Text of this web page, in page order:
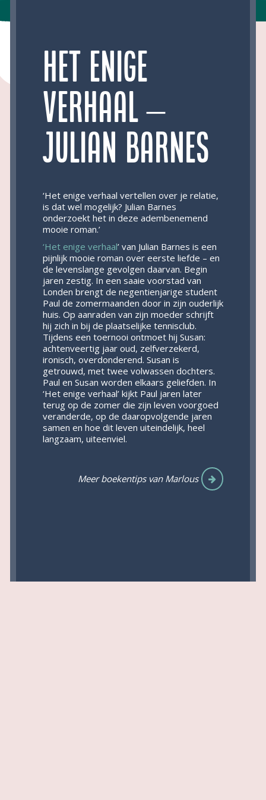
Het enige
verhaal –
Julian Barnes
‘Het enige verhaal vertellen over je relatie,
is dat wel mogelijk? Julian Barnes
onderzoekt het in deze adembenemend
mooie roman.’
‘Het enige verhaal’ van Julian Barnes is een
pijnlijk mooie roman over eerste liefde – en
de levenslange gevolgen daarvan. Begin
jaren zestig. In een saaie voorstad van
Londen brengt de negentienjarige student
Paul de zomermaanden door in zijn ouderlijk
huis. Op aanraden van zijn moeder schrijft
hij zich in bij de plaatselijke tennisclub.
Tijdens een toernooi ontmoet hij Susan:
achtenveertig jaar oud, zelfverzekerd,
ironisch, overdonderend. Susan is
getrouwd, met twee volwassen dochters.
Paul en Susan worden elkaars geliefden. In
‘Het enige verhaal’ kijkt Paul jaren later
terug op de zomer die zijn leven voorgoed
veranderde, op de daaropvolgende jaren
samen en hoe dit leven uiteindelijk, heel
langzaam, uiteenviel.
Meer boekentips van Marlous